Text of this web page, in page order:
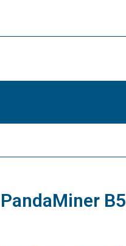
PandaMiner B5